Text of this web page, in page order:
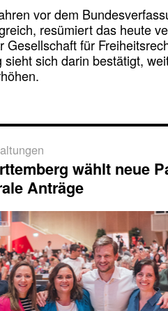
vor dem
resümiert das heute
Gesellschaft für
sich darin bestätigt,
wählt neue
Anträge